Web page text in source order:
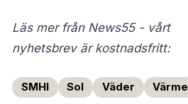
Läs mer från News55 - vårt
nyhetsbrev är kostnadsfritt:
SMHI Sol Väder Värme